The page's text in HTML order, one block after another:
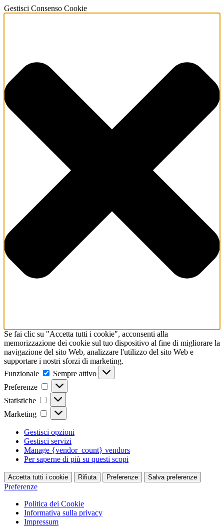
Gestisci Consenso Cookie
Se fai clic su "Accetta tutti i cookie", acconsenti alla
memorizzazione dei cookie sul tuo dispositivo al fine di migliorare la
navigazione del sito Web, analizzare l'utilizzo del sito Web e
supportare i nostri sforzi di marketing.
Funzionale
Funzionale
Sempre attivo
Preferenze
Preferenze
Statistiche Statistiche
Marketing Marketing
Gestisci opzioni
Gestisci servizi
Manage {vendor_count} vendors
Per saperne di più su questi scopi
Accetta tutti i cookie Rifiuta Preferenze Salva preferenze
Preferenze
Politica dei Cookie
Informativa sulla privacy
Impressum